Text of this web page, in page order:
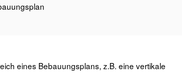
eines Bebauungsplans, z.B. eine vertikale